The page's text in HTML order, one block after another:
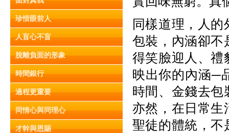
珍惜眼前人
人盲心不盲
脫離負面的形象
時間銀行
過程更重要
同情心與同理心
才幹與恩賜
同樣道理，人
包裝，內涵卻不
得笑臉迎人、禮
映出你的內涵─
時間、金錢去包
亦然，在日常生
聖徒的體統，不